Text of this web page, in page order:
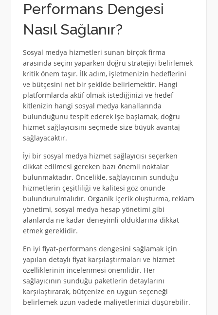
Performans Dengesi
Nasıl Sağlanır?
Sosyal medya hizmetleri sunan birçok firma
arasında seçim yaparken doğru stratejiyi belirlemek
kritik önem taşır. İlk adım, işletmenizin hedeflerini
ve bütçesini net bir şekilde belirlemektir. Hangi
platformlarda aktif olmak istediğinizi ve hedef
kitlenizin hangi sosyal medya kanallarında
bulunduğunu tespit ederek işe başlamak, doğru
hizmet sağlayıcısını seçmede size büyük avantaj
sağlayacaktır.
İyi bir sosyal medya hizmet sağlayıcısı seçerken
dikkat edilmesi gereken bazı önemli noktalar
bulunmaktadır. Öncelikle, sağlayıcının sunduğu
hizmetlerin çeşitliliği ve kalitesi göz önünde
bulundurulmalıdır. Organik içerik oluşturma, reklam
yönetimi, sosyal medya hesap yönetimi gibi
alanlarda ne kadar deneyimli olduklarına dikkat
etmek gereklidir.
En iyi fiyat-performans dengesini sağlamak için
yapılan detaylı fiyat karşılaştırmaları ve hizmet
özelliklerinin incelenmesi önemlidir. Her
sağlayıcının sunduğu paketlerin detaylarını
karşılaştırarak, bütçenize en uygun seçeneği
belirlemek uzun vadede maliyetlerinizi düşürebilir.